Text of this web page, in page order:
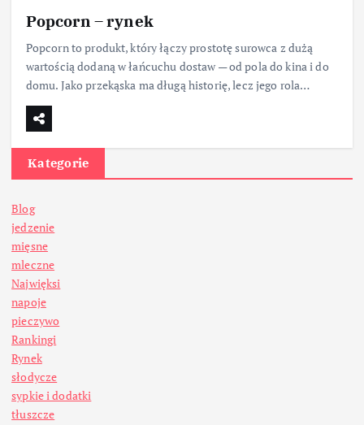
Popcorn – rynek
Popcorn to produkt, który łączy prostotę surowca z dużą
wartością dodaną w łańcuchu dostaw — od pola do kina i do
domu. Jako przekąska ma długą historię, lecz jego rola…
Kategorie
Blog
jedzenie
mięsne
mleczne
Najwięksi
napoje
pieczywo
Rankingi
Rynek
słodycze
sypkie i dodatki
tłuszcze